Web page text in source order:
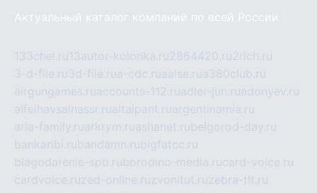
Актуальный каталог компаний по всей России
133chel.ru13autor-kolonka.ru2864420.ru2rich.ru
3-d-file.ru3d-file.rua-cdc.ruaalse.rua380club.ru
airgungames.ruaccounts-112.ruadler-jun.ruadonyev.ru
alfeihavsalnassr.rualtaipant.ruargentinamia.ru
aria-family.ruarkrym.ruashanet.rubelgorod-day.ru
bankaribi.rubandamn.rubigfatcc.ru
blagodarenie-spb.ruborodino-media.rucard-voice.ru
cardvoice.ruzed-online.ruzvonitut.ruzebra-tlt.ru